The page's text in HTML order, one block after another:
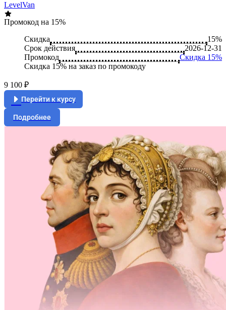
LevelVan
Промокод на 15%
Скидка
15%
Срок действия
2026-12-31
Промокод
Скидка 15%
Скидка 15% на заказ по промокоду
9 100 ₽
Перейти к курсу
Подробнее